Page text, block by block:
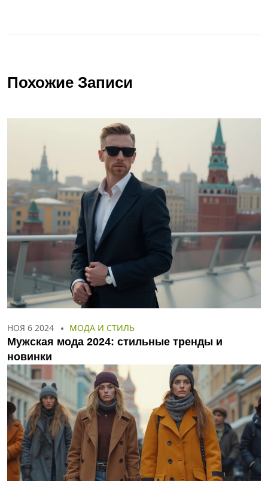
Похожие Записи
НОЯ 6 2024 МОДА И СТИЛЬ
Мужская мода 2024: стильные тренды и
новинки